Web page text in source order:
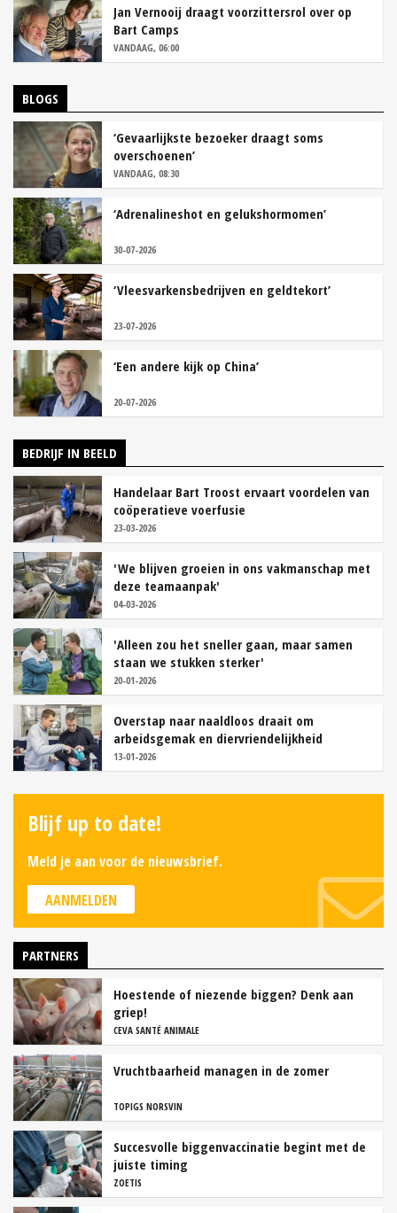
Jan Vernooij draagt voorzittersrol over op
Bart Camps
VANDAAG, 06:00
BLOGS
‘Gevaarlijkste bezoeker draagt soms
overschoenen’
VANDAAG, 08:30
‘Adrenalineshot en gelukshormomen’
30-07-2026
‘Vleesvarkensbedrijven en geldtekort’
23-07-2026
‘Een andere kijk op China’
20-07-2026
BEDRIJF IN BEELD
Handelaar Bart Troost ervaart voordelen van
coöperatieve voerfusie
23-03-2026
'We blijven groeien in ons vakmanschap met
deze teamaanpak'
04-03-2026
'Alleen zou het sneller gaan, maar samen
staan we stukken sterker'
20-01-2026
Overstap naar naaldloos draait om
arbeidsgemak en diervriendelijkheid
13-01-2026
Blijf up to date!
Meld je aan voor de nieuwsbrief.
AANMELDEN
PARTNERS
Hoestende of niezende biggen? Denk aan
griep!
CEVA SANTÉ ANIMALE
Vruchtbaarheid managen in de zomer
TOPIGS NORSVIN
Succesvolle biggenvaccinatie begint met de
juiste timing
ZOETIS